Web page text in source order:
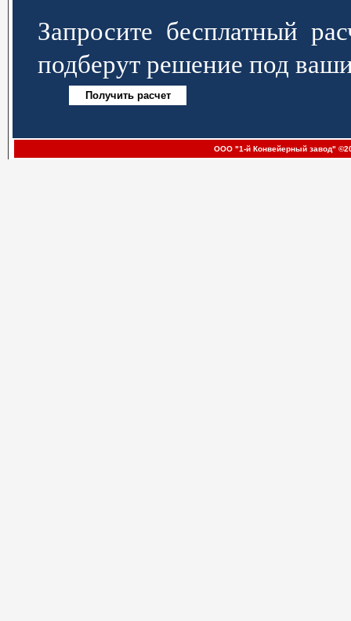
Запросите бесплатный
подберут решение под
ООО "1-й Конвейерный завод"